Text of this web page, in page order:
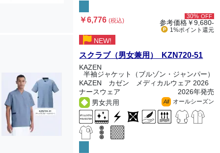
￥6,776(税込)
30% OFF
参考価格￥9,680-
1%ポイント 還元
NEW!
スクラブ（男女兼用） KZN720-51
KAZEN
半袖ジャケット（ブルゾン・ジャンパー）
KAZEN カゼン メディカルウェア 2026
ナースウェア
2026年発売
男女共用
All オールシーズン